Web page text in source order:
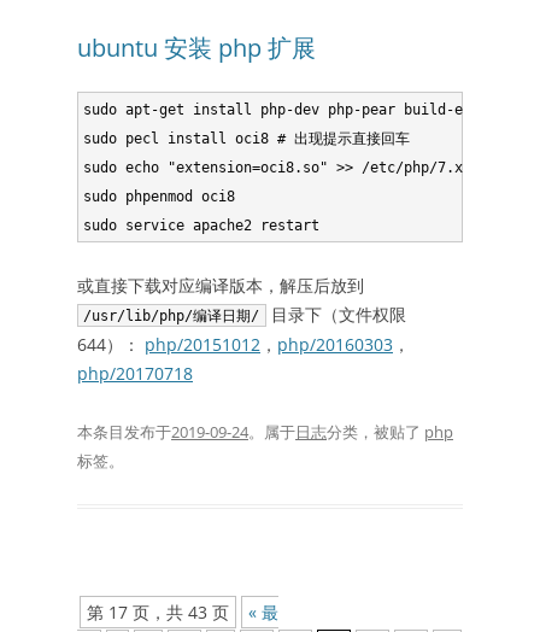
ubuntu 安装 php 扩展
sudo apt-get install php-dev php-pear build-
sudo pecl install oci8 # 出现提示直接回车
sudo echo "extension=oci8.so" >> /etc/php/7.x/mods-
sudo phpenmod oci8
或直接下载对应编译版本，解压后放到
/usr/lib/php/编译日期/
目录下（文件权限
644）： php/20151012 ， php/20160303 ，
php/20170718
本条目发布于2019-09-24。属于日志分类，被贴了 php
标签。
文
第 17 页，共 43 页
« 最